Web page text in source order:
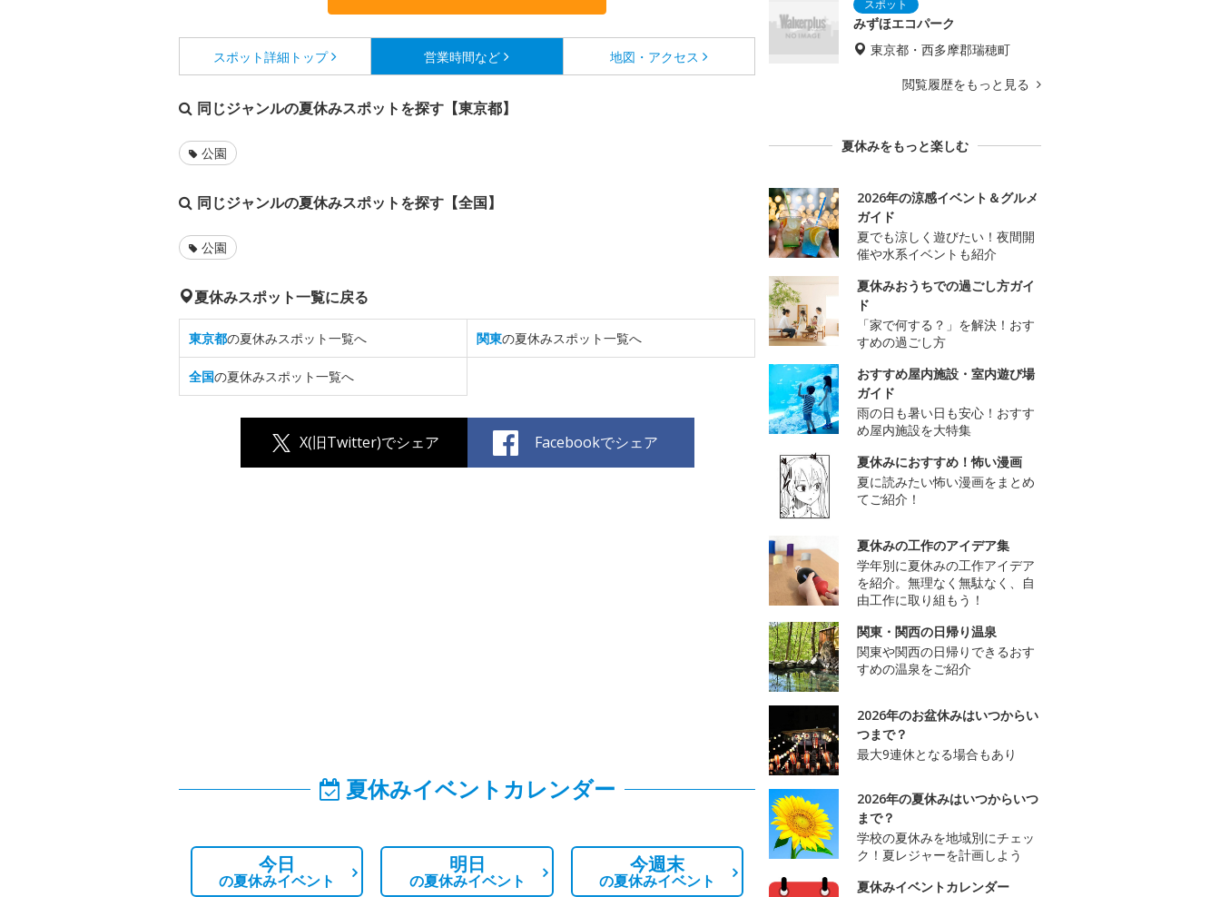
スポット詳細 トップ 営業時間など 地図・アクセス
同じジャンルの夏休みスポットを探す【東京都】
公園
同じジャンルの夏休みスポットを探す【全国】
公園
夏休みスポット一覧に戻る
東京都の夏休みスポット一覧へ 関東の夏休みスポット一覧へ
全国の夏休みスポット一覧へ
X(旧Twitter)でシェア Facebookでシェア
夏休みイベントカレンダー
今日
の夏休みイベント
明日
の夏休みイベント
今週末
の夏休みイベント
みずほエコパーク
東京都・西多摩郡瑞穂町
閲覧履歴をもっと見る
夏休みをもっと楽しむ
2026年の涼感イベント＆グルメ
ガイド
夏でも涼しく遊びたい！夜間開
催や水系イベントも紹介
夏休みおうちでの過ごし方ガイ
ド
「家で何する？」を解決！おす
すめの過ごし方
おすすめ屋内施設・室内遊び場
ガイド
雨の日も暑い日も安心！おすす
め屋内施設を大特集
夏休みにおすすめ！怖い漫画
夏に読みたい怖い漫画をまとめ
てご紹介！
夏休みの工作のアイデア集
学年別に夏休みの工作アイデア
を紹介。無理なく無駄なく、自
由工作に取り組もう！
関東・関西の日帰り温泉
関東や関西の日帰りできるおす
すめの温泉をご紹介
2026年のお盆休みはいつからい
つまで？
最大9連休となる場合もあり
2026年の夏休みはいつからいつ
まで？
学校の夏休みを地域別にチェッ
ク！夏レジャーを計画しよう
夏休みイベントカレンダー